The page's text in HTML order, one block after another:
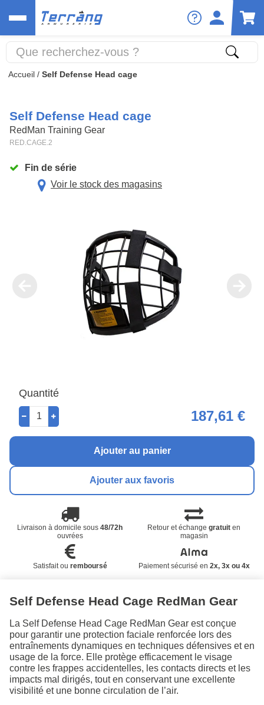
Accueil / Self Defense Head cage
Self Defense Head cage
RedMan Training Gear
RED.CAGE.2
Fin de série
Voir le stock des magasins
Quantité
187,61 €
Ajouter au panier
Ajouter aux favoris
Livraison à domicile sous48/72h
ouvrées
Retour et échangegratuit en
magasin
Satisfait ou remboursé Paiement sécurisé en 2x, 3x ou 4x
Self Defense Head Cage RedMan Gear
La Self Defense Head Cage RedMan Gear est conçue
pour garantir une protection faciale renforcée lors des
entraînements dynamiques en techniques défensives et en
usage de la force. Elle protège efficacement le visage
contre les frappes accidentelles, les contacts directs et les
impacts mal dirigés, tout en conservant une excellente
visibilité et une bonne circulation de l’air.